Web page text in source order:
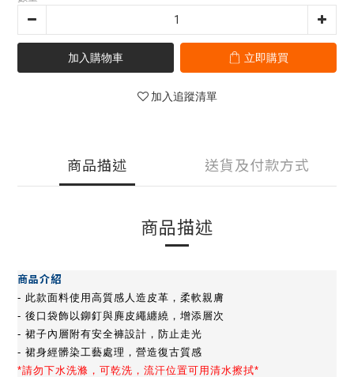
加入購物車 立即購買
加入追蹤清單
商品描述 送貨及付款方式
商品描述
商品介紹
- 此款面料使用高質感人造皮革，柔軟親膚
- 後口袋飾以鉚釘與麂皮繩纏繞，增添層次
- 裙子內層附有安全褲設計，防止走光
- 裙身經髒染工藝處理，營造復古質感
*請勿下水洗滌，可乾洗，流汗位置可用清水擦拭*